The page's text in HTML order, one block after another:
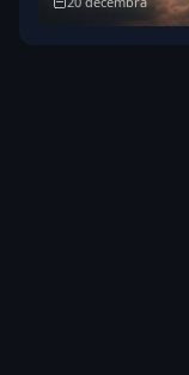
Maiami “Kaseya